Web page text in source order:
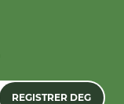
REGISTRER DEG